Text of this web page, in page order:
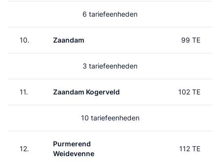
6 tariefeenheden
10. Zaandam 99 TE
3 tariefeenheden
11. Zaandam Kogerveld 102 TE
10 tariefeenheden
12.
Purmerend
Weidevenne
112 TE